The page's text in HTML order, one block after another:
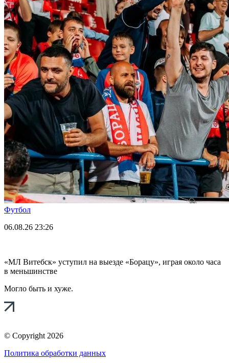
Футбол
06.08.26 23:26
«МЛ Витебск» уступил на выезде «Борацу», играя около часа
в меньшинстве
Могло быть и хуже.
© Copyright 2026
Политика обработки данных